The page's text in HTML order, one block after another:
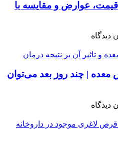
| قیمت، عوارض و مقایسه با
دیدگاه
معده | چند روز بعد می‌توان
دیدگاه